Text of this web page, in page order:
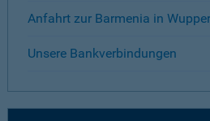
Anfahrt zur Barmenia in
Unsere Bankverbindungen